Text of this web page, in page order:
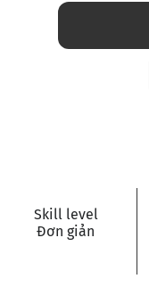
Skill level
Đơn giản